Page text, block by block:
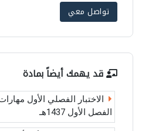
تواصل معي
قد يهمك أيضاً بمادة
الفصل الأول 1437هـ